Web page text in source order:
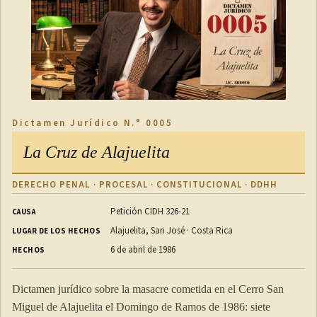
a) puedan alcanzar libremente con el empleador o empleador
potencial un acuerdo sobre si residirán o no en el hogar
para el que trabajan;
b) que residen en el hogar para el que trabajan no estén
miembros del hogar durante los períodos de descanso
diarios y semanales o durante las vacaciones anuales; y
c) tengan derecho a conservar sus documentos de viaje y de
identidad.
ARTÍCULO 10
asegurar la igualdad de trato entre los trabajadores
domésticos y los trabajadores en general en relación a las
Dictamen Jurídico N.° 0005
La Cruz de Alajuelita
DERECHO PENAL · PROCESAL · CONSTITUCIONAL · DDHH
CAUSA Petición CIDH 326-21
LUGAR DE LOS HECHOS Alajuelita, San José · Costa Rica
HECHOS 6 de abril de 1986
Dictamen jurídico sobre la masacre cometida en el Cerro San
Miguel de Alajuelita el Domingo de Ramos de 1986: siete